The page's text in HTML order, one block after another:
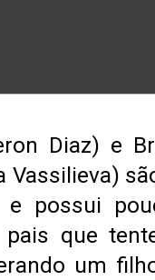
Diaz) e
Vassilieva)
e possui
que
um